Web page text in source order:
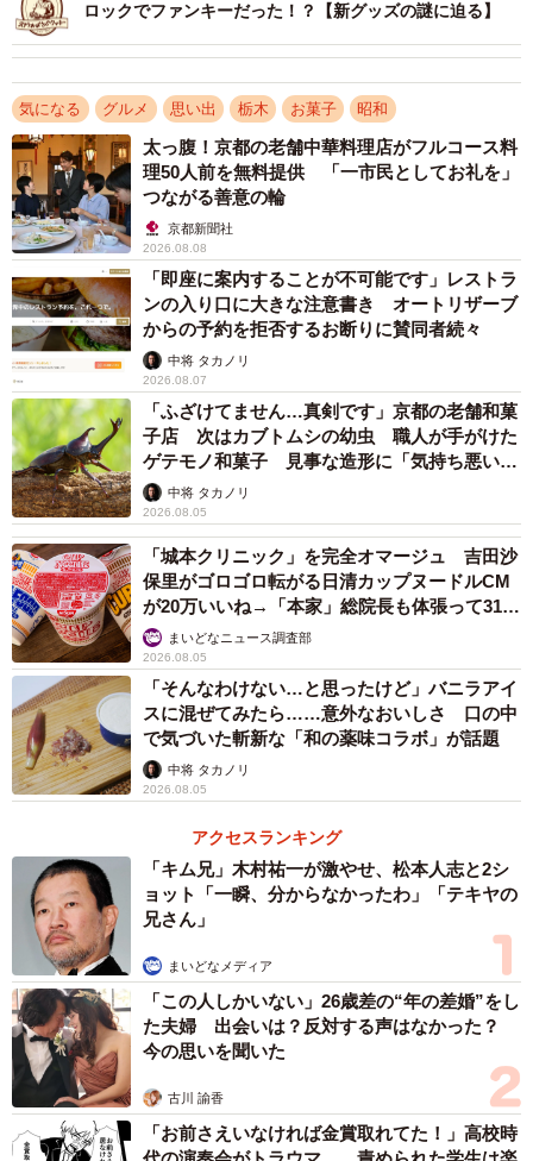
「チューチュー梅」とは？ 竹と梅が織りなす魔法
――キビと月の畑さんにとってチューチュー梅とは？
キビと月の畑： 30年ほど前、宇都宮の北の田舎の方では当
たり前のように食べられていました。田舎には日常的に竹
林があったので、とても身近なおやつでした。
――今回、お子さんと一緒に楽しまれたそうですが、反応
は？
キビと月の畑：上手にチューチュー吸って食べていまし
た！吸っているうちに竹の皮がピンク色に染まってくる様
子も楽しかったようです。今ではたまに自分から「食べた
い」と言ってきますよ。
――今の時代にこの味を伝えていくことについて、どう感
キビと月の畑： 自分の子どもたちが美味しいと言って食べ
てくれるのを見ると、こうして素朴な伝統が続いていくの
は素敵だなと感じます。
◇ ◇
投稿には「自分も子どもの頃に吸っていた！」「ピンク色
になるのが不思議で面白かった」といった、同郷の人々か
らの熱い共感コメントが相次いでいる。かつての日常だっ
ロックでファンキーだった！？【新グッズの謎に迫る】
気になる グルメ 思い出 栃木 お菓子 昭和
太っ腹！京都の老舗中華料理店がフルコース料
理50人前を無料提供 「一市民としてお礼を」
つながる善意の輪
京都新聞社
2026.08.08
「即座に案内することが不可能です」レストラ
ンの入り口に大きな注意書き オートリザーブ
からの予約を拒否するお断りに賛同者続々
中将 タカノリ
2026.08.07
「ふざけてません…真剣です」京都の老舗和菓
子店 次はカブトムシの幼虫 職人が手がけた
ゲテモノ和菓子 見事な造形に「気持ち悪いく
らいリアル」
中将 タカノリ
2026.08.05
「城本クリニック」を完全オマージュ 吉田沙
保里がゴロゴロ転がる日清カップヌードルCM
が20万いいね→「本家」総院長も体張って31万
いいねまいどなニュース調査部
2026.08.05
「そんなわけない…と思ったけど」バニラアイ
スに混ぜてみたら……意外なおいしさ 口の中
で気づいた斬新な「和の薬味コラボ」が話題
中将 タカノリ
2026.08.05
アクセスランキング
「キム兄」木村祐一が激やせ、松本人志と2シ
ョット「一瞬、分からなかったわ」「テキヤの
兄さん」
まいどなメディア
「この人しかいない」26歳差の“年の差婚”をし
た夫婦 出会いは？反対する声はなかった？
今の思いを聞いた
古川 諭香
「お前さえいなければ金賞取れてた！」高校時